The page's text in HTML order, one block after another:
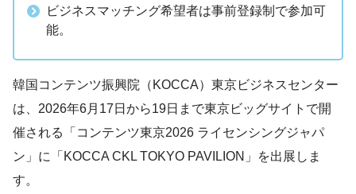
ビジネスマッチング希望者は事前登録制で参加可
能。
韓国コンテンツ振興院（KOCCA）東京ビジネスセンター
は、2026年6月17日から19日まで東京ビッグサイトで開
催される「コンテンツ東京2026 ライセンシングジャパ
ン」に「KOCCA CKL TOKYO PAVILION」を出展しま
す。